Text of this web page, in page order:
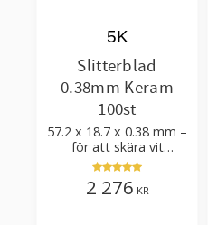
Slitterblad
0.38mm Keram
100st
57.2 x 18.7 x 0.38 mm –
för att skära vit
plastfilm med tillsatser
5K
2 276 KR